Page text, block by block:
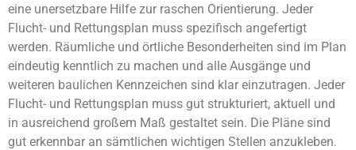
eine unersetzbare Hilfe zur raschen Orientierung. Jeder
Flucht- und Rettungsplan muss spezifisch angefertigt
werden. Räumliche und örtliche Besonderheiten sind im Plan
eindeutig kenntlich zu machen und alle Ausgänge und
weiteren baulichen Kennzeichen sind klar einzutragen. Jeder
Flucht- und Rettungsplan muss gut strukturiert, aktuell und
in ausreichend großem Maß gestaltet sein. Die Pläne sind
gut erkennbar an sämtlichen wichtigen Stellen anzukleben.